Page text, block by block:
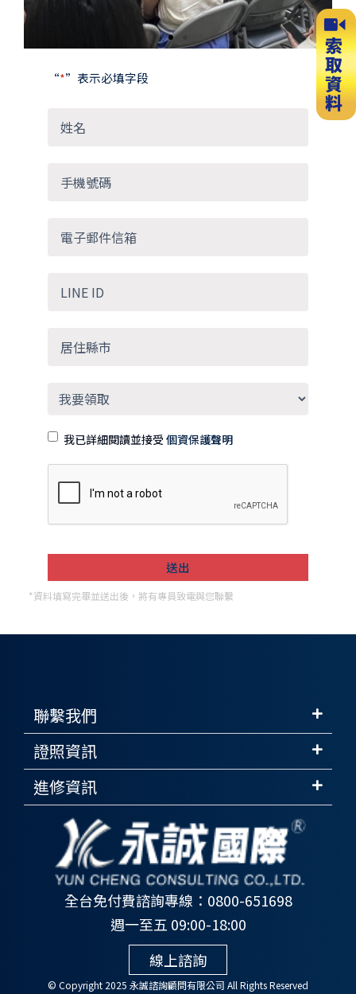
“*”表示必填字段
我已詳細閱讀並接受 個資保護聲明
*資料填寫完畢並送出後，將有專員致電與您聯繫
全台免付費諮詢專線：0800-651698
週一至五 09:00-18:00
線上諮詢
© Copyright 2025 永誠諮詢顧問有限公司 All Rights Reserved
聯繫我們
證照資訊
進修資訊